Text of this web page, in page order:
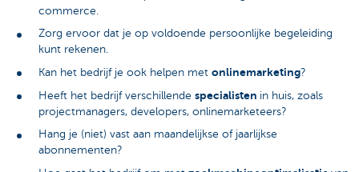
commerce.
Zorg ervoor dat je op voldoende persoonlijke begeleiding
kunt rekenen.
Kan het bedrijf je ook helpen met onlinemarketing?
Heeft het bedrijf verschillende specialisten in huis, zoals
projectmanagers, developers, onlinemarketeers?
Hang je (niet) vast aan maandelijkse of jaarlijkse
abonnementen?